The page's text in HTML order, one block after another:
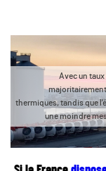
Avec un
thermiques, tandis que
une moindre